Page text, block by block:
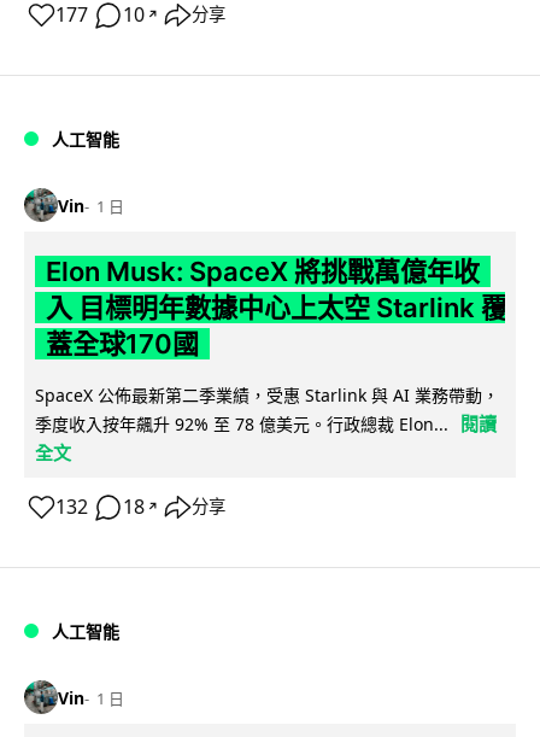
177 10 ↗ 分享
人工智能
Vin 1 日
Elon Musk: SpaceX 將挑戰萬億年收
入 目標明年數據中心上太空 Starlink 覆
蓋全球170國
SpaceX 公佈最新第二季業績，受惠 Starlink 與 AI 業務帶動，
季度收入按年飆升 92% 至 78 億美元。行政總裁 Elon...
閱讀
全文
132 18 ↗ 分享
人工智能
Vin 1 日